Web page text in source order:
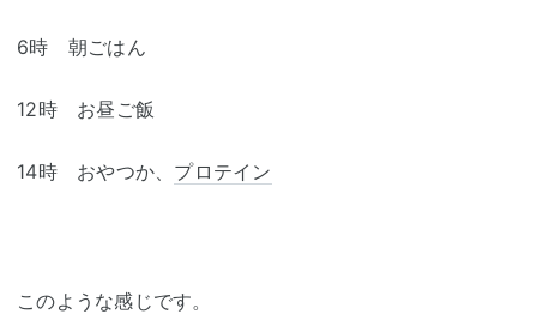
6時 朝ごはん
12時 お昼ご飯
14時 おやつか、 プロテイン
このような感じです。